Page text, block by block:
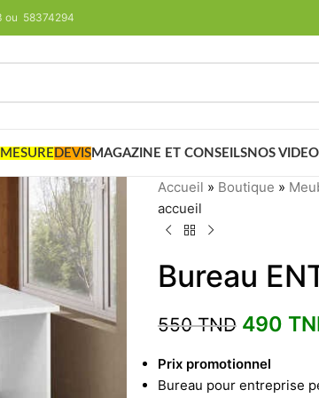
ou 58374294
DEVIS MAGAZINE ET CONSEILS NOS VIDEO
Accueil » Boutique »
accueil
Bureau
550TND 490
Prix promotionnel
Bureau pour entreprise